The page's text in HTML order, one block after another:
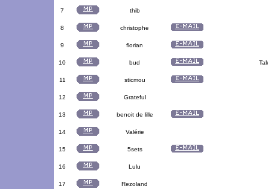
7 thib
8 christophe
9 florian
10 bud
11 sticmou
12 Grateful
13 benoit de lille
14 Valérie
15 5sets
16 Lulu
17 Rezoland